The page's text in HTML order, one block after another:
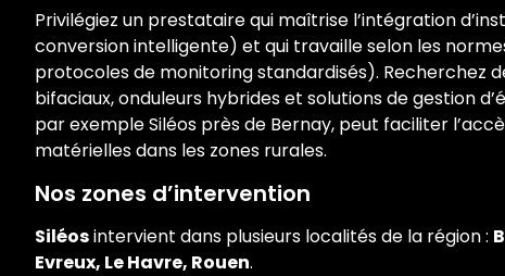
Privilégiez un prestataire qui maîtrise l’intégration
conversion intelligente) et qui travaille selon les
protocoles de monitoring standardisés). Recherchez
bifaciaux, onduleurs hybrides et solutions de gestion
par exemple Siléos près de Bernay, peut faciliter
matérielles dans les zones rurales.
Nos zones d’intervention
Siléosintervient dans plusieurs localités de la région :
Evreux, Le Havre, Rouen.